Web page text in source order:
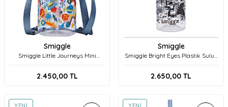
Smiggle
Smiggle Little Journeys Mini
2.450,00TL
Smiggle
Smiggle Bright Eyes Plastik Suluk
2.650,00 TL
YENI YENI